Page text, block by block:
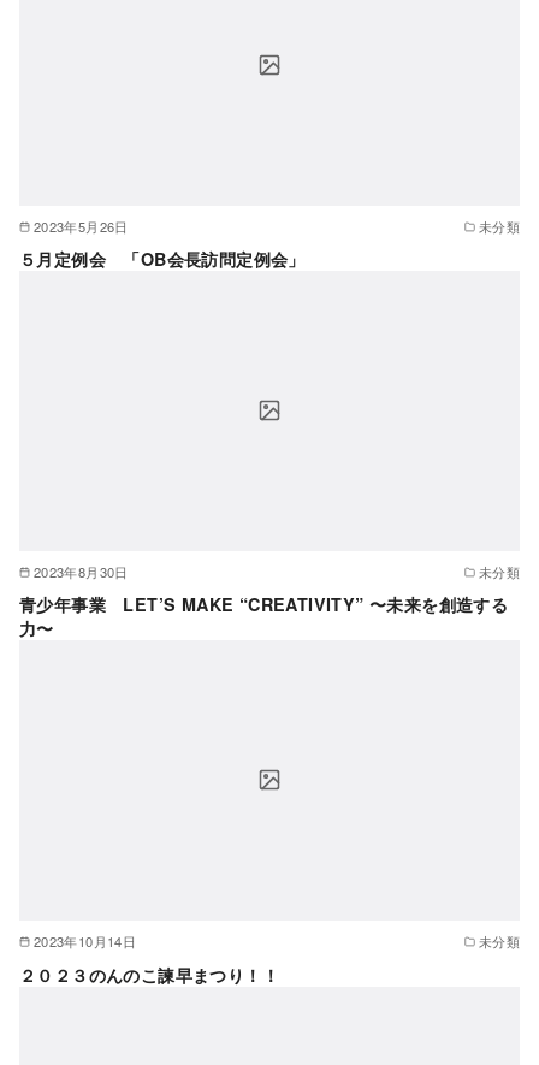
2023年5月26日 未分類
５月定例会 「OB会長訪問定例会」
2023年8月30日 未分類
青少年事業 LET’S MAKE “CREATIVITY” 〜未来を創造する
力〜
2023年10月14日 未分類
２０２３のんのこ諫早まつり！！